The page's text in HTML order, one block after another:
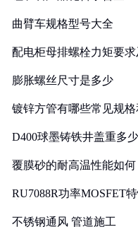
曲臂车规格型号大全
配电柜母排螺栓力矩要
膨胀螺丝尺寸是多少
镀锌方管有哪些常见规
D400球墨铸铁井盖重多少
覆膜砂的耐高温性能如何
RU7088R功率MOSFET
不锈钢通风 管道施工